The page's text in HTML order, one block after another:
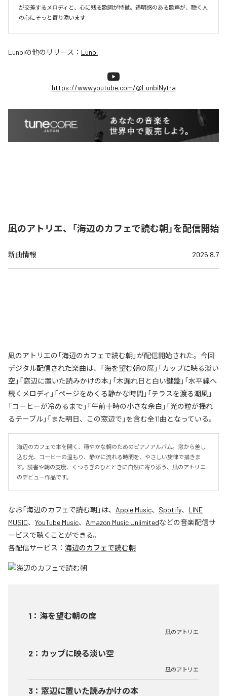
が交差するメロディと、心に残る歌詞が特徴。透明感のある歌声が、聴く人
の心にそっと寄り添います
Lunbiの他のリリース： Lunbi
https://www.youtube.com/@LunbiNytra
凪のアトリエ、「海辺のカフェで読む朝」を配信開始
新曲情報 2026.8.7
凪のアトリエの「海辺のカフェで読む朝」が配信開始された。今回
デジタル配信された楽曲は、「海を望む朝の席」「カップに映る淡い
空」「窓辺に置いた読みかけの本」「木漏れ日と白い鍵盤」「水平線へ
続くメロディ」「ページをめくる静かな時間」「テラスを渡る潮風」
「コーヒーが冷めるまで」「午前十時の小さな余白」「光の粒が揺れ
るテーブル」「また明日、この窓辺で」を含む全11曲となっている。
海辺のカフェで本を開く、穏やかな朝のためのピアノアルバム。窓から差し
込む光、コーヒーの温もり、静かに流れる時間を、やさしい旋律で描きま
す。読書や朝の支度、くつろぎのひとときに自然に寄り添う、凪のアトリエ
のデビュー作品です。
なお「海辺のカフェで読む朝」は、 Apple Music、 Spotify、 LINE
MUSIC、 YouTube Music、 Amazon Music Unlimitedなどの音楽配信サ
ービスで聴くことができる。
各配信サービス： 海辺のカフェで読む朝
1 ： 海を望む朝の席
凪のアトリエ
2 ： カップに映る淡い空
凪のアトリエ
3 ： 窓辺に置いた読みかけの本